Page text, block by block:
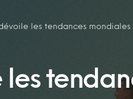
les tendances
les